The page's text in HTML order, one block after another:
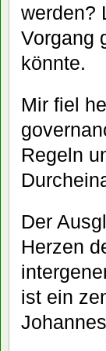
werden?
Vorgang
könnte.
Mir fiel
Regeln
Der
Herzen
ist ein